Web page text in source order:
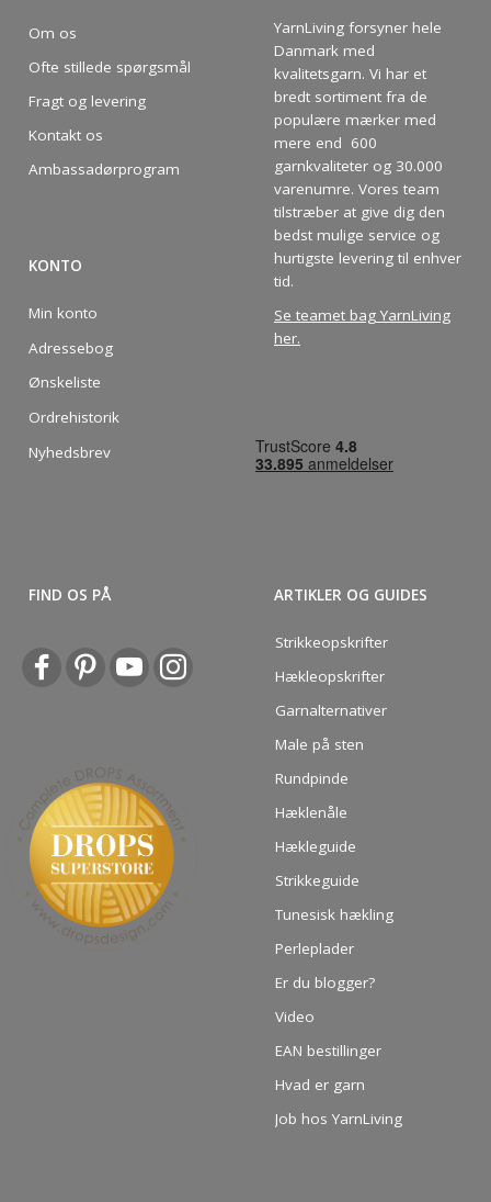
Om os
Ofte stillede spørgsmål
Fragt og levering
Kontakt os
Ambassadørprogram
KONTO
Min konto
Adressebog
Ønskeliste
Ordrehistorik
Nyhedsbrev
YarnLiving forsyner hele
Danmark med
kvalitetsgarn. Vi har et
bredt sortiment fra de
populære mærker med
mere end 600
garnkvaliteter og 30.000
varenumre. Vores team
tilstræber at give dig den
bedst mulige service og
hurtigste levering til enhver
tid.
Se teamet bag YarnLiving
her.
FIND OS PÅ ARTIKLER OG GUIDES
Strikkeopskrifter
Hækleopskrifter
Garnalternativer
Male på sten
Rundpinde
Hæklenåle
Hækleguide
Strikkeguide
Tunesisk hækling
Perleplader
Er du blogger?
Video
EAN bestillinger
Hvad er garn
Job hos YarnLiving